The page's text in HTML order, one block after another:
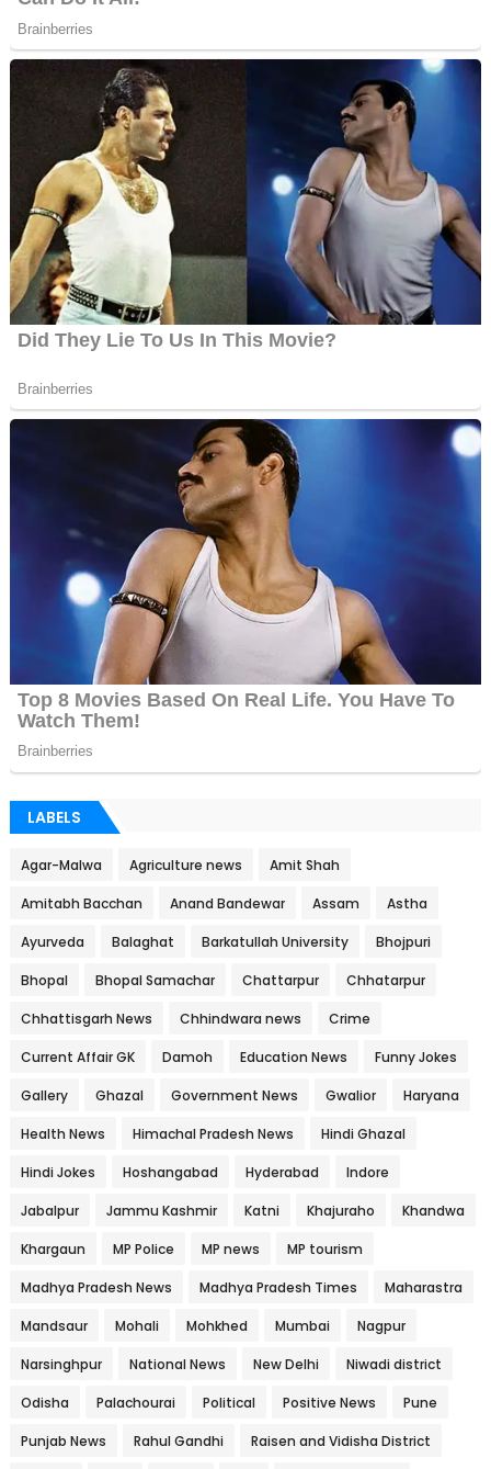
LABELS
Agar-Malwa Agriculture news Amit Shah
Amitabh Bacchan Anand Bandewar Assam Astha
Ayurveda Balaghat Barkatullah University Bhojpuri
Bhopal Bhopal Samachar Chattarpur Chhatarpur
Chhattisgarh News Chhindwara news Crime
Current Affair GK Damoh Education News Funny Jokes
Gallery Ghazal Government News Gwalior Haryana
Health News Himachal Pradesh News Hindi Ghazal
Hindi Jokes Hoshangabad Hyderabad Indore
Jabalpur Jammu Kashmir Katni Khajuraho Khandwa
Khargaun MP Police MP news MP tourism
Madhya Pradesh News Madhya Pradesh Times Maharastra
Mandsaur Mohali Mohkhed Mumbai Nagpur
Narsinghpur National News New Delhi Niwadi district
Odisha Palachourai Political Positive News Pune
Punjab News Rahul Gandhi Raisen and Vidisha District